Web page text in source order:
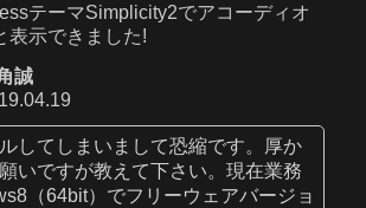
テーマSimplicity2でアコーディオ
表示できました!
誠
してしまいまして恐縮です。厚か
いですが教えて下さい。現在業務
（64bit）でフリーウェアバージョ